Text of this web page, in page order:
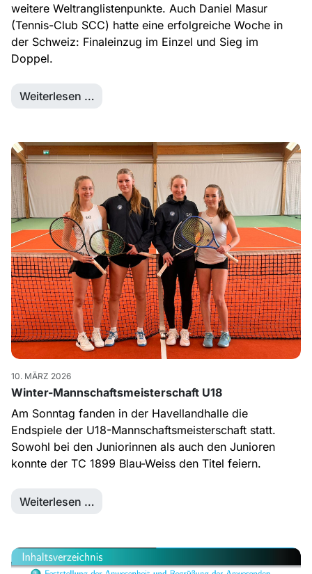
weitere Weltranglistenpunkte. Auch Daniel Masur
(Tennis-Club SCC) hatte eine erfolgreiche Woche in
der Schweiz: Finaleinzug im Einzel und Sieg im
Doppel.
Weiterlesen …
10. MÄRZ 2026
Winter-Mannschaftsmeisterschaft U18
Am Sonntag fanden in der Havellandhalle die
Endspiele der U18-Mannschaftsmeisterschaft statt.
Sowohl bei den Juniorinnen als auch den Junioren
konnte der TC 1899 Blau-Weiss den Titel feiern.
Weiterlesen …